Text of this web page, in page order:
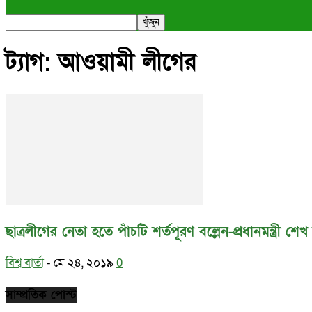
ট্যাগ: আওয়ামী লীগের
ছাত্রলীগের নেতা হতে পাঁচটি শর্তপূরণ বল্লেন-প্রধানমন্ত্রী শেখ
বিশ্ব বার্তা- মে ২৪, ২০১৯ 0
সাম্প্রতিক পোস্ট